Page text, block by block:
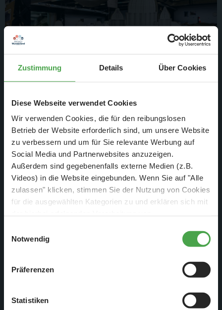
Zustimmung Details Über Cookies
Diese Webseite verwendet Cookies
Wir verwenden Cookies, die für den reibungslosen
Betrieb der Website erforderlich sind, um unsere Website
zu verbessern und um für Sie relevante Werbung auf
Social Media und Partnerwebsites anzuzeigen.
Außerdem sind gegebenenfalls externe Medien (z.B.
Videos) in die Website eingebunden. Wenn Sie auf "Alle
zulassen" klicken, stimmen Sie der Nutzung von Cookies
für die ausgewählten Kategorien zu und erklären sich mit
diese Einstellungen jederzeit über die Schaltfläche
zustimmen, beschränken wir uns auf die technisch
notwendigen Cookies. Weitere Informationen finden Sie in
Notwendig
Präferenzen
Statistiken
Daran, dass es aber auch noch etwas Großes in Angriff zu
nehmen gilt, mahnt dieser riesige Platzhalter in Rom. Sobald
es so weit ist, werden wir selbstverständlich berichten.